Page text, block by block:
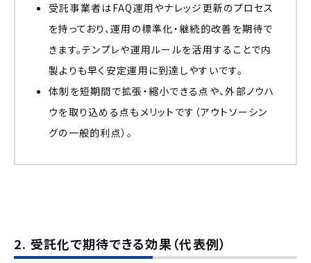
受託事業者はFAQ運用やナレッジ更新のプロセス
を持っており、運用の標準化・継続的改善を期待で
きます。テンプレや運用ルールを活用することで内
製よりも早く安定運用に到達しやすいです。
体制を短期間で拡張・縮小できる点や、外部ノウハ
ウを取り込める点もメリットです（アウトソーシン
グの一般的利点）。
2. 受託化で期待できる効果（代表例）